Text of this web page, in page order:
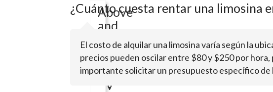
Above
and
Beyond
Limousine
Service
¿Cuánto cuesta rentar una limosina
El costo de alquilar una limosina varía según la
precios pueden oscilar entre $80 y $250 por hora,
importante solicitar un presupuesto específico de